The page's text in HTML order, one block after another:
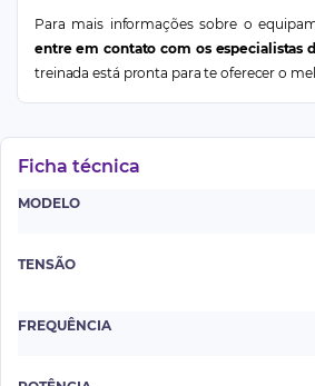
Para mais informações sobre o
entre em contato com os especialistas
treinada está pronta para te oferecer o
Ficha técnica
MODELO
TENSÃO
FREQUÊNCIA